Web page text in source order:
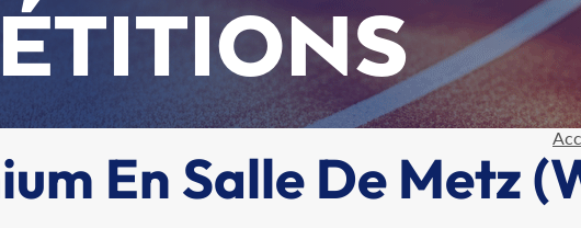
En Salle De Metz